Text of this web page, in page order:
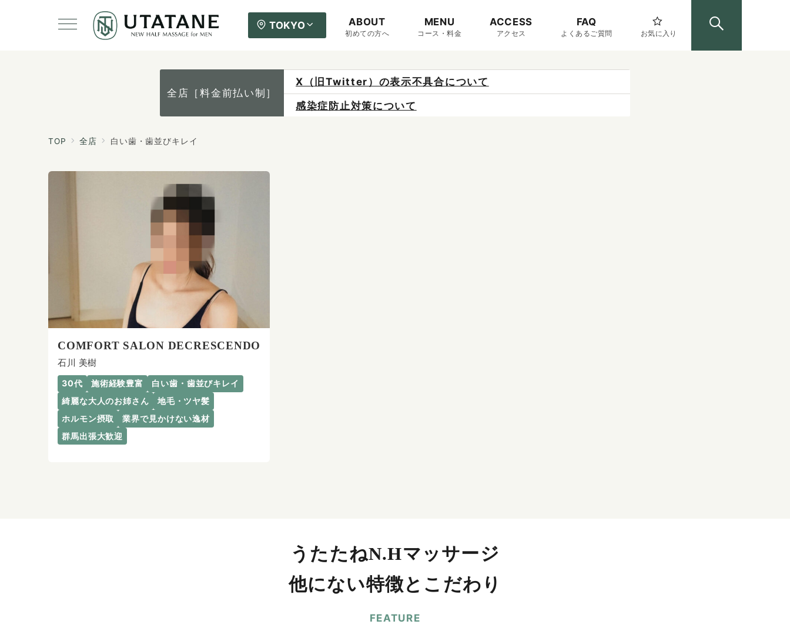
TOKYO ABOUT
初めての方へ
MENU
コース・料金
ACCESS
アクセス
FAQ
よくあるご質問 お気に入り
全店［料金前払い制］
感染症防止対策について
ご予約は各店へ直接お問い合わせください。
TOP 全店 白い歯・歯並びキレイ
COMFORT SALON DECRESCENDO
石川 美樹
30代 施術経験豊富
白い歯・歯並びキレイ
綺麗な大人のお姉さん
地毛・ツヤ髪
ホルモン摂取
業界で見かけない逸材
群馬出張大歓迎
うたたねN.Hマッサージ
他にない特徴とこだわり
FEATURE